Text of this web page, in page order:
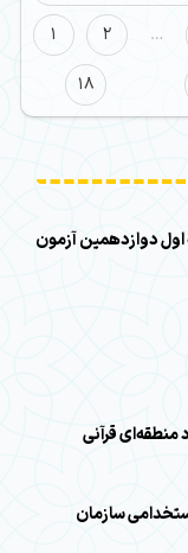
1
2 …
18
دوازدهمین آزمون
سازمان